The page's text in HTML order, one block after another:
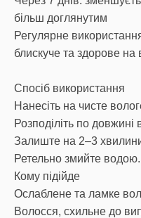
більш доглянутим
Регулярне
блискуче та здорове на
Спосіб використання
Нанесіть на чисте
Розподіліть по довжині
Залиште на 2–3
Ретельно змийте водою.
Кому підійде
Ослаблене та ламке
Волосся, схильне до